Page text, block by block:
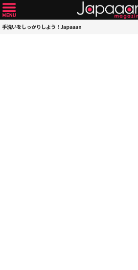
手洗いをしっかりしよう！Japaaan